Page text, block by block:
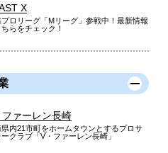
X
プロリーグ「Mリーグ」参戦中！最新情報
らをチェック！
ファーレン長崎
内21市町をホームタウンとするプロサ
ークラブ「V・ファーレン長崎」